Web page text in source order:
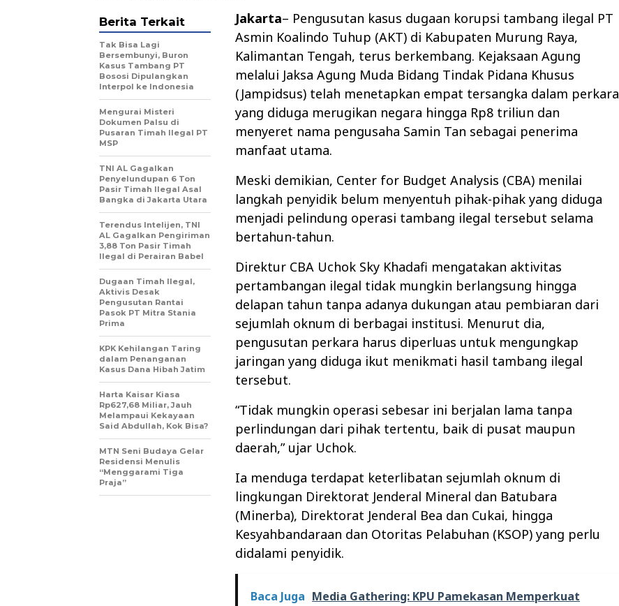
Jakarta– Pengusutan kasus dugaan korupsi tambang ilegal PT
Asmin Koalindo Tuhup (AKT) di Kabupaten Murung Raya,
Kalimantan Tengah, terus berkembang. Kejaksaan Agung
melalui Jaksa Agung Muda Bidang Tindak Pidana Khusus
(Jampidsus) telah menetapkan empat tersangka dalam perkara
yang diduga merugikan negara hingga Rp8 triliun dan
menyeret nama pengusaha Samin Tan sebagai penerima
manfaat utama.
Meski demikian, Center for Budget Analysis (CBA) menilai
langkah penyidik belum menyentuh pihak-pihak yang diduga
menjadi pelindung operasi tambang ilegal tersebut selama
bertahun-tahun.
Direktur CBA Uchok Sky Khadafi mengatakan aktivitas
pertambangan ilegal tidak mungkin berlangsung hingga
delapan tahun tanpa adanya dukungan atau pembiaran dari
sejumlah oknum di berbagai institusi. Menurut dia,
pengusutan perkara harus diperluas untuk mengungkap
jaringan yang diduga ikut menikmati hasil tambang ilegal
tersebut.
“Tidak mungkin operasi sebesar ini berjalan lama tanpa
perlindungan dari pihak tertentu, baik di pusat maupun
daerah,” ujar Uchok.
Ia menduga terdapat keterlibatan sejumlah oknum di
lingkungan Direktorat Jenderal Mineral dan Batubara
(Minerba), Direktorat Jenderal Bea dan Cukai, hingga
Kesyahbandaraan dan Otoritas Pelabuhan (KSOP) yang perlu
didalami penyidik.
Baca Juga Media Gathering: KPU Pamekasan Memperkuat
Berita Terkait
Tak Bisa Lagi
Bersembunyi, Buron
Kasus Tambang PT
Bososi Dipulangkan
Interpol ke Indonesia
Mengurai Misteri
Dokumen Palsu di
Pusaran Timah Ilegal PT
MSP
TNI AL Gagalkan
Penyelundupan 6 Ton
Pasir Timah Ilegal Asal
Bangka di Jakarta Utara
Terendus Intelijen, TNI
AL Gagalkan Pengiriman
3,88 Ton Pasir Timah
Ilegal di Perairan Babel
Dugaan Timah Ilegal,
Aktivis Desak
Pengusutan Rantai
Pasok PT Mitra Stania
Prima
KPK Kehilangan Taring
dalam Penanganan
Kasus Dana Hibah Jatim
Harta Kaisar Kiasa
Rp627,68 Miliar, Jauh
Melampaui Kekayaan
Said Abdullah, Kok Bisa?
MTN Seni Budaya Gelar
Residensi Menulis
“Menggarami Tiga
Praja”